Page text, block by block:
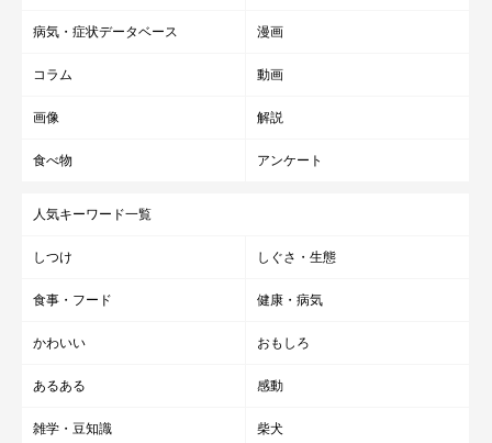
病気・症状データベース 漫画
コラム 動画
画像 解説
食べ物 アンケート
人気キーワード一覧
しつけ しぐさ・生態
食事・フード 健康・病気
かわいい おもしろ
あるある 感動
雑学・豆知識 柴犬